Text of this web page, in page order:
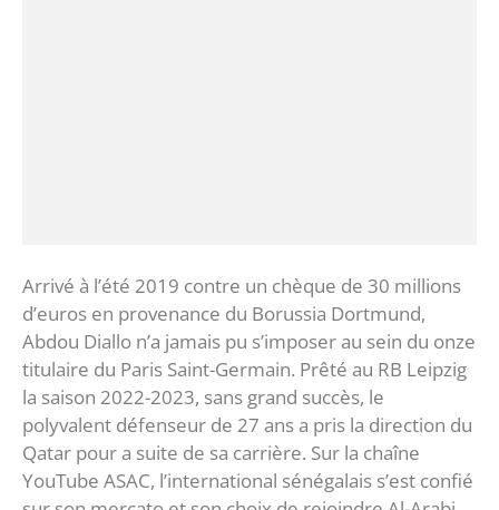
Arrivé à l’été 2019 contre un chèque de 30 millions
d’euros en provenance du Borussia Dortmund,
Abdou Diallo n’a jamais pu s’imposer au sein du onze
titulaire du Paris Saint-Germain. Prêté au RB Leipzig
la saison 2022-2023, sans grand succès, le
polyvalent défenseur de 27 ans a pris la direction du
Qatar pour a suite de sa carrière. Sur la chaîne
YouTube ASAC, l’international sénégalais s’est confié